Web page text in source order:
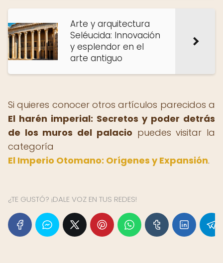
Arte y arquitectura
Seléucida: Innovación
y esplendor en el
arte antiguo
Si quieres conocer otros artículos parecidos a
El harén imperial: Secretos y poder detrás
de los muros del palacio puedes visitar la
categoría
El Imperio Otomano: Orígenes y Expansión.
¿TE GUSTÓ? ¡DALE VOZ EN TUS REDES!